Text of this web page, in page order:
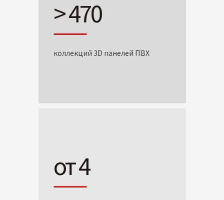
> 470
коллекций 3D панелей ПВХ
от 4